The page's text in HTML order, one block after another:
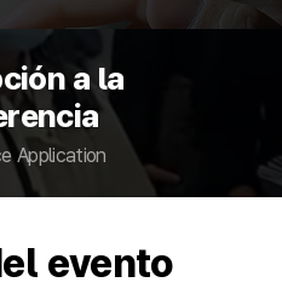
a la
Application
evento